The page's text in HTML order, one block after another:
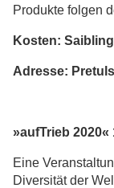
Produkte folgen
Kosten:
Adresse:
»aufTrieb 2020«
Eine
Diversität der